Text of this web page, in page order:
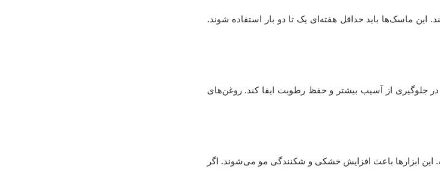
ماسک‌ها باید حداقل هفته‌ای یک تا دو بار استفاده شوند.
از آسیب بیشتر و حفظ رطوبت ایفا کند. روغن‌های
این ابزارها باعث افزایش خشکی و شکنندگی مو می‌شوند. اگر